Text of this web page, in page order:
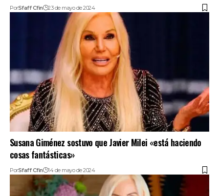
PorSfaff Cfin 23 de mayo de 2024
Susana Giménez sostuvo que Javier Milei «está haciendo
cosas fantásticas»
PorSfaff Cfin 14 de mayo de 2024